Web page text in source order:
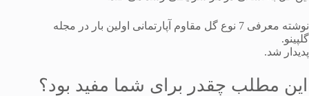
نوشته معرفی 7 نوع گل مقاوم آپارتمانی اولین بار در مجله
گلپینو.
پدیدار شد.
این مطلب چقدر برای شما مفید بود؟